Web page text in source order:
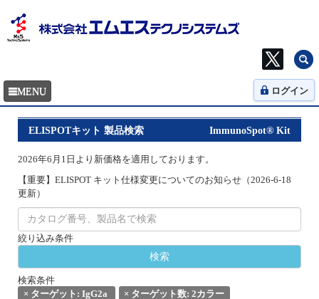
ログイン
ImmunoSpot® Kit
ELISPOTキット 製品検索
2026年6月1日より新価格を適用しております。
【重要】ELISPOT キット仕様変更についてのお知らせ（2026-6-18
更新）
絞り込み条件
検索条件
× ターゲット: IgG2a × ターゲット数: 2カラー